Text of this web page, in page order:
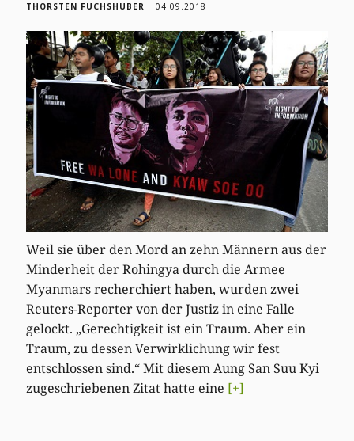
THORSTEN FUCHSHUBER 04.09.2018
Weil sie über den Mord an zehn Männern aus der
Minderheit der Rohingya durch die Armee
Myanmars recherchiert haben, wurden zwei
Reuters-Reporter von der Justiz in eine Falle
gelockt. „Gerechtigkeit ist ein Traum. Aber ein
Traum, zu dessen Verwirklichung wir fest
entschlossen sind.“ Mit diesem Aung San Suu Kyi
zugeschriebenen Zitat hatte eine [+]